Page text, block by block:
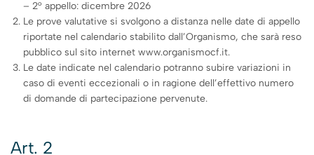
– 2° appello: dicembre 2026
Le prove valutative si svolgono a distanza nelle date di appello
riportate nel calendario stabilito dall’Organismo, che sarà reso
pubblico sul sito internet www.organismocf.it.
Le date indicate nel calendario potranno subire variazioni in
caso di eventi eccezionali o in ragione dell’effettivo numero
di domande di partecipazione pervenute.
Art. 2